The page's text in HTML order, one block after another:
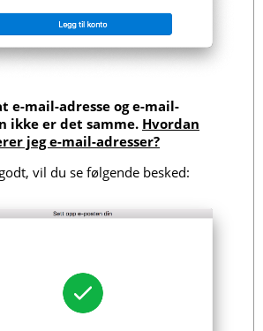
e-mail-adresse og e-mail-
ikke er det samme. Hvordan
jeg e-mail-adresser?
vil du se følgende besked: